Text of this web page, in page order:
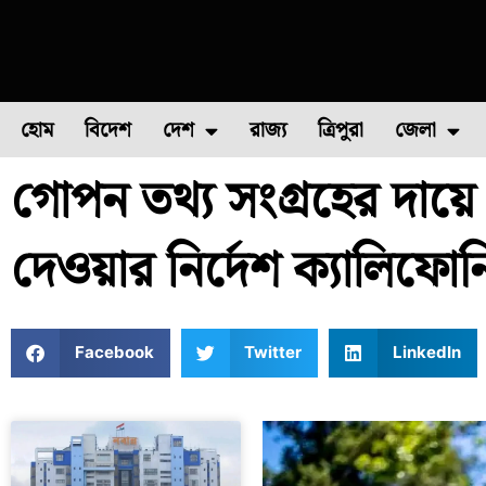
হোম বিদেশ দেশ
ফুল চাষ ফল চাষ মাছ চাষ পোল্ট্রি চাষ
রাজ্য ত্রিপুরা জেলা
উত্তর ২৪ পরগনা
গোপন তথ্য সংগ্রহের
দেওয়ার নির্দেশ
Facebook Twitter LinkedIn